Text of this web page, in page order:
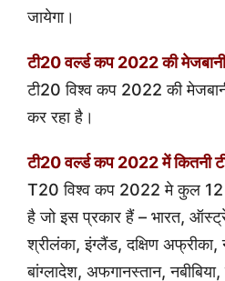
जायेगा।
टी20 वर्ल्ड कप 2022 की
टी20 विश्व कप 2022 की
कर रहा है।
टी20 वर्ल्ड कप 2022 में कितनी
T20 विश्व कप 2022 मे कुल 12
है जो इस प्रकार हैं – भारत,
श्रीलंका, इंग्लैंड, दक्षिण
बांग्लादेश, अफगानस्तान,